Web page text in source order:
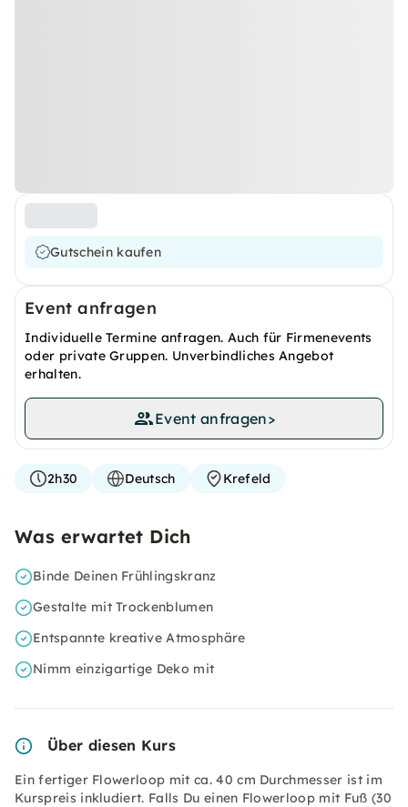
Gutschein kaufen
Event anfragen
Individuelle Termine anfragen. Auch für Firmenevents
oder private Gruppen. Unverbindliches Angebot
erhalten.
Event anfragen>
2h30 Deutsch Krefeld
Was erwartet Dich
Binde Deinen Frühlingskranz
Gestalte mit Trockenblumen
Entspannte kreative Atmosphäre
Nimm einzigartige Deko mit
Über diesen Kurs
Ein fertiger Flowerloop mit ca. 40 cm Durchmesser ist im
Kurspreis inkludiert. Falls Du einen Flowerloop mit Fuß (30